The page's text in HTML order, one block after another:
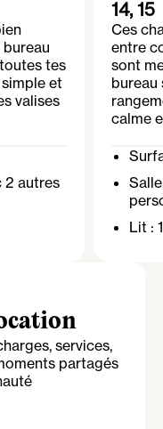
des afterworks
les liens
des
la colocation
de vie très
profite d'une
unique !
bureau
tes
et
valises
2 autres
14, 15
Ces
entre
sont
bureau
calme
Lit :
services,
partagés